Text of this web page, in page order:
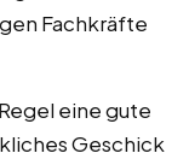
Fachkräfte
eine gute
Geschick